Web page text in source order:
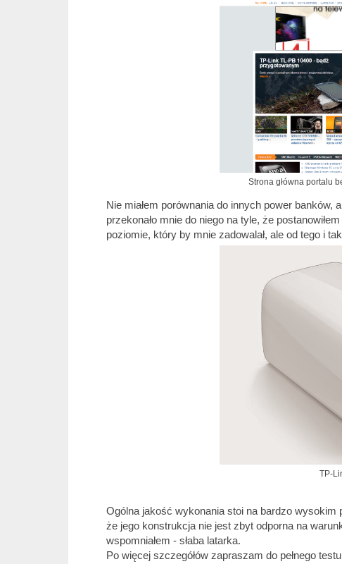
Strona główna portalu
Nie miałem porównania do innych power
przekonało mnie do niego na tyle, że
poziomie, który by mnie zadowalał, ale od tego i
TP-
Ogólna jakość wykonania stoi na bardzo wysokim
że jego konstrukcja nie jest zbyt odporna na
wspomniałem - słaba latarka.
Po więcej szczegółów zapraszam do pełnego testu